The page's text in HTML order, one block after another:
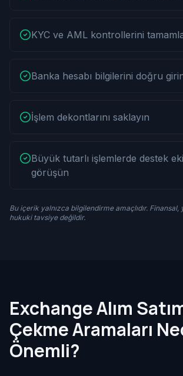
KYC ve AML kontrollerini
Banka hesabı bilgilerini doğru
İşlem dekontlarını saklayın
Büyük tutarlı işlemlerde destek
görüşün
Bu içerik yalnızca bilgilendirme amaçlıdır. Finansal,
hukuki tavsiye değildir.
Exchange Alım
Çekme Aramaları
Önemli?